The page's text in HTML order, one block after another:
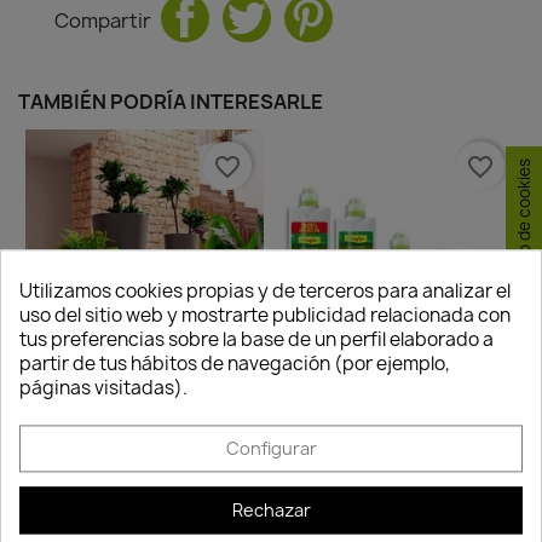
Compartir
TAMBIÉN PODRÍA INTERESARLE
Macetero Cono Alto Simple
54,45 €
favorite_border
7,65 €
Disponible
favorite_border
Utilizamos cookies propias y de terceros para analizar el
uso del sitio web y mostrarte publicidad relacionada con
tus preferencias sobre la base de un perfil elaborado a
partir de tus hábitos de navegación (por ejemplo,
páginas visitadas).
Configurar
Rechazar
Consentimiento de cookies